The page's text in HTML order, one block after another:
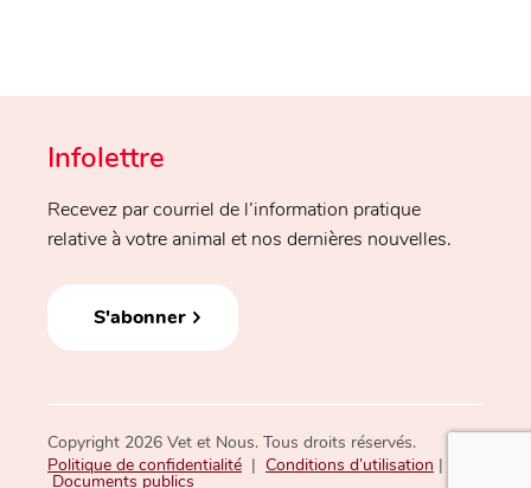
Infolettre
Recevez par courriel de l’information pratique
relative à votre animal et nos dernières nouvelles.
S'abonner
Copyright 2026 Vet et Nous. Tous droits réservés.
Politique de confidentialité | Conditions d’utilisation |
Documents publics